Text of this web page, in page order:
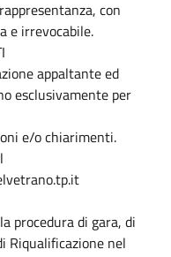
con
e irrevocabile.
appaltante ed
esclusivamente per
e/o chiarimenti.
procedura di gara, di
Riqualificazione nel